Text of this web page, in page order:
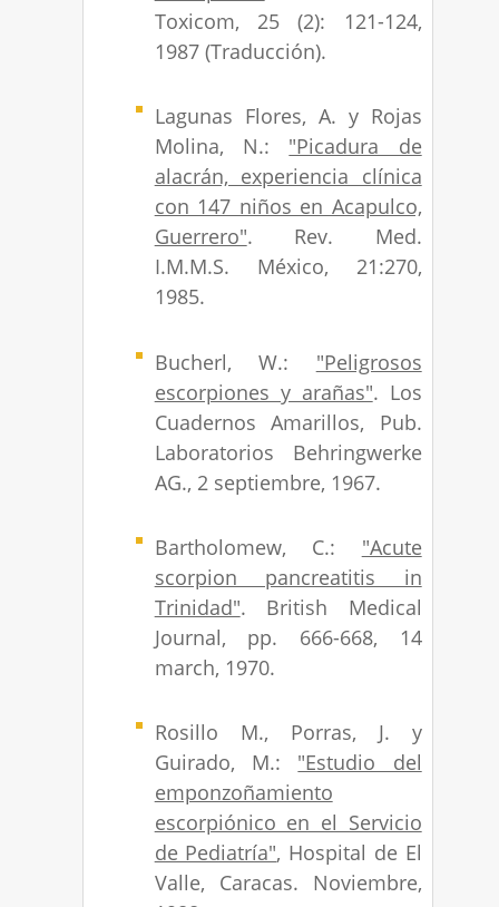
Toxicom, 25 (2): 121-124,
1987 (Traducción).
Lagunas Flores, A. y Rojas
Molina, N.: "Picadura de
alacrán, experiencia clínica
con 147 niños en Acapulco,
Guerrero". Rev. Med.
I.M.M.S. México, 21:270,
1985.
Bucherl, W.: "Peligrosos
escorpiones y arañas". Los
Cuadernos Amarillos, Pub.
Laboratorios Behringwerke
AG., 2 septiembre, 1967.
Bartholomew, C.: "Acute
scorpion pancreatitis in
Trinidad". British Medical
Journal, pp. 666-668, 14
march, 1970.
Rosillo M., Porras, J. y
Guirado, M.: "Estudio del
emponzoñamiento
escorpiónico en el Servicio
de Pediatría", Hospital de El
Valle, Caracas. Noviembre,